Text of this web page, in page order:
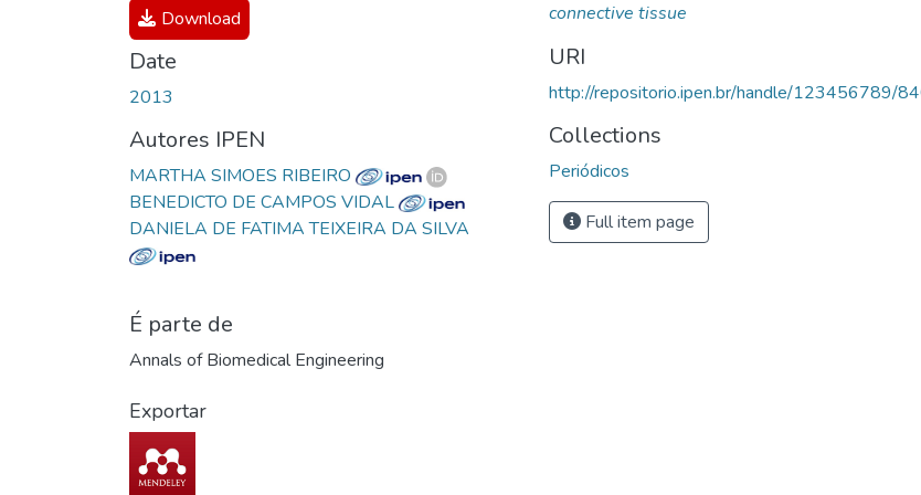
Download
Date
2013
Autores IPEN
MARTHA SIMOES RIBEIRO
BENEDICTO DE CAMPOS VIDAL
DANIELA DE FATIMA TEIXEIRA DA SILVA
É parte de
Annals of Biomedical Engineering
Exportar
connective tissue
URI
http://repositorio.ipen.br/handle/123456789/
Collections
Periódicos
Full item page